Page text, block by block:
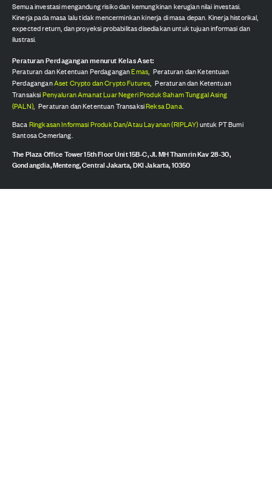
Semua investasi mengandung risiko dan kemungkinan kerugian nilai investasi.
Kinerja pada masa lalu tidak mencerminkan kinerja di masa depan. Kinerja historikal,
expected return, dan proyeksi probabilitas disediakan untuk tujuan informasi dan
ilustrasi.
Peraturan Perdagangan menurut Kelas Aset:
Peraturan dan Ketentuan PerdaganganEmas, Peraturan dan Ketentuan
PerdaganganAset Crypto dan Crypto Futures, Peraturan dan Ketentuan
TransaksiPenyaluran Amanat Luar Negeri Produk Saham Tunggal Asing
(PALN), Peraturan dan Ketentuan TransaksiReksa Dana.
BacaRingkasan Informasi Produk Dan/Atau Layanan (RIPLAY)untuk PT Bumi
Santosa Cemerlang.
The Plaza Office Tower 15th Floor Unit 15B-C, Jl. MH Thamrin Kav 28-30,
Gondangdia, Menteng, Central Jakarta, DKI Jakarta, 10350